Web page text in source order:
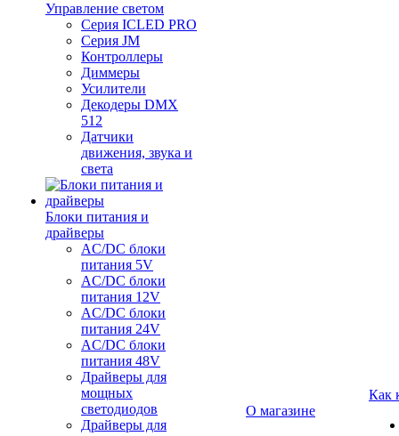
Управление светом
Серия ICLED PRO
Серия JM
Контроллеры
Диммеры
Усилители
Декодеры DMX
512
Датчики
движения, звука и
света
Блоки питания и
драйверы
AC/DC блоки
питания 5V
AC/DC блоки
питания 12V
AC/DC блоки
питания 24V
AC/DC блоки
питания 48V
Драйверы для
мощных
светодиодов
Драйверы для
О магазине
Как